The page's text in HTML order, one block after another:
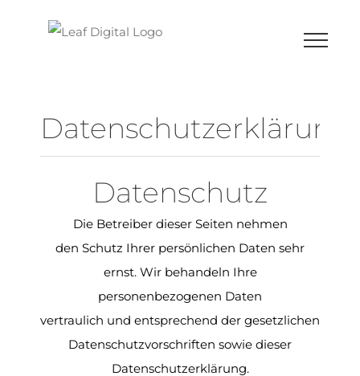
Datenschutzerklärung
Datenschutz
Die Betreiber dieser Seiten nehmen
den Schutz Ihrer persönlichen Daten sehr
ernst. Wir behandeln Ihre
personenbezogenen Daten
vertraulich und entsprechend der gesetzlichen
Datenschutzvorschriften sowie dieser
Datenschutzerklärung.